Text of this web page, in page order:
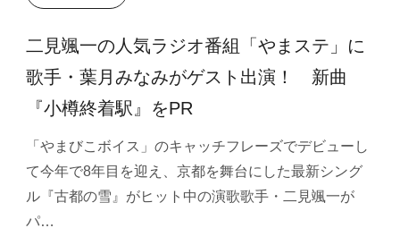
二見颯一の人気ラジオ番組「やまステ」に
歌手・葉月みなみがゲスト出演！ 新曲
『小樽終着駅』をPR
「やまびこボイス」のキャッチフレーズでデビューし
て今年で8年目を迎え、京都を舞台にした最新シング
ル『古都の雪』がヒット中の演歌歌手・二見颯一が
パ…